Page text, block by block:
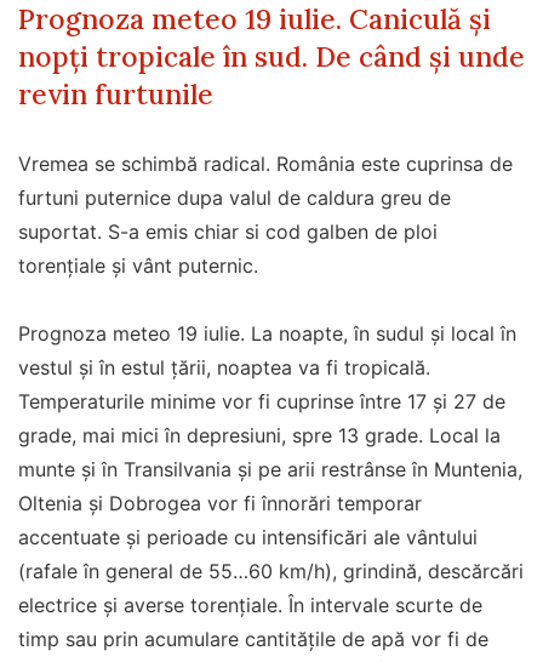
Prognoza meteo 19 iulie. Caniculă și
nopți tropicale în sud. De când și unde
revin furtunile
Vremea se schimbă radical. România este cuprinsa de
furtuni puternice dupa valul de caldura greu de
suportat. S-a emis chiar si cod galben de ploi
torențiale și vânt puternic.
Prognoza meteo 19 iulie. La noapte, în sudul și local în
vestul și în estul țării, noaptea va fi tropicală.
Temperaturile minime vor fi cuprinse între 17 și 27 de
grade, mai mici în depresiuni, spre 13 grade. Local la
munte și în Transilvania și pe arii restrânse în Muntenia,
Oltenia și Dobrogea vor fi înnorări temporar
accentuate și perioade cu intensificări ale vântului
(rafale în general de 55…60 km/h), grindină, descărcări
electrice și averse torențiale. În intervale scurte de
timp sau prin acumulare cantitățile de apă vor fi de